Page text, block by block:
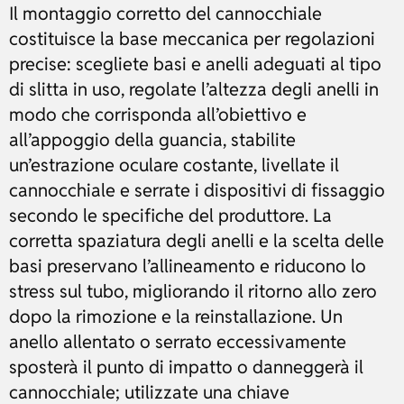
Il montaggio corretto del cannocchiale
costituisce la base meccanica per regolazioni
precise: scegliete basi e anelli adeguati al tipo
di slitta in uso, regolate l’altezza degli anelli in
modo che corrisponda all’obiettivo e
all’appoggio della guancia, stabilite
un’estrazione oculare costante, livellate il
cannocchiale e serrate i dispositivi di fissaggio
secondo le specifiche del produttore. La
corretta spaziatura degli anelli e la scelta delle
basi preservano l’allineamento e riducono lo
stress sul tubo, migliorando il ritorno allo zero
dopo la rimozione e la reinstallazione. Un
anello allentato o serrato eccessivamente
sposterà il punto di impatto o danneggerà il
cannocchiale; utilizzate una chiave